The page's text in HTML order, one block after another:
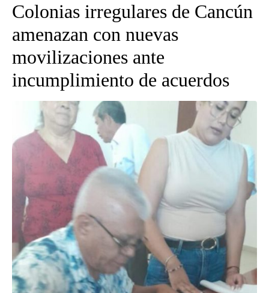
Colonias irregulares de Cancún
amenazan con nuevas
movilizaciones ante
incumplimiento de acuerdos